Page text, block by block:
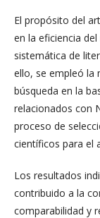
El propósito del
en la eficiencia
sistemática de
ello, se empleó la
búsqueda en la
relacionados con
proceso de
científicos para el
Los resultados
contribuido a la
comparabilidad y